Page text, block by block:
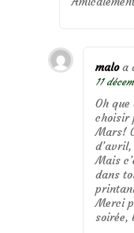
malo a
11
Oh
choisir
Mars!
Mais
dans
Merci
soirée,